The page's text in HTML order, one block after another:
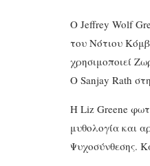
Ο Jeffrey Wolf
του Νότιου
χρησιμοποιεί
Ο Sanjay Rath
Η Liz Greene
μυθολογία και
Ψυχοσύνθεσης.